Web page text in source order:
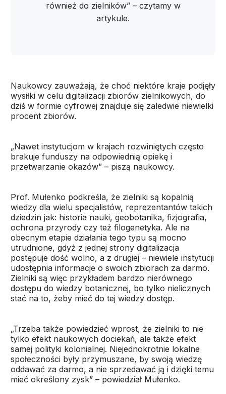
również do zielników” – czytamy w
artykule.
Naukowcy zauważają, że choć niektóre kraje podjęły
wysiłki w celu digitalizacji zbiorów zielnikowych, do
dziś w formie cyfrowej znajduje się zaledwie niewielki
procent zbiorów.
„Nawet instytucjom w krajach rozwiniętych często
brakuje funduszy na odpowiednią opiekę i
przetwarzanie okazów” – piszą naukowcy.
Prof. Mułenko podkreśla, że zielniki są kopalnią
wiedzy dla wielu specjalistów, reprezentantów takich
dziedzin jak: historia nauki, geobotanika, fizjografia,
ochrona przyrody czy też filogenetyka. Ale na
obecnym etapie działania tego typu są mocno
utrudnione, gdyż z jednej strony digitalizacja
postępuje dość wolno, a z drugiej – niewiele instytucji
udostępnia informacje o swoich zbiorach za darmo.
Zielniki są więc przykładem bardzo nierównego
dostępu do wiedzy botanicznej, bo tylko nielicznych
stać na to, żeby mieć do tej wiedzy dostęp.
„Trzeba także powiedzieć wprost, że zielniki to nie
tylko efekt naukowych dociekań, ale także efekt
samej polityki kolonialnej. Niejednokrotnie lokalne
społeczności były przymuszane, by swoją wiedzę
oddawać za darmo, a nie sprzedawać ją i dzięki temu
mieć określony zysk” – powiedział Mułenko.